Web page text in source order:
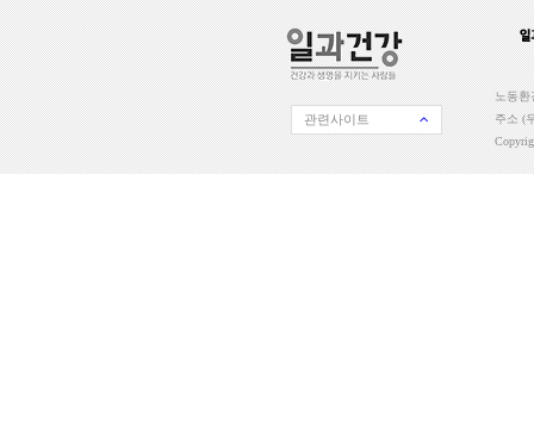
관련사이트
노동환
주소 (